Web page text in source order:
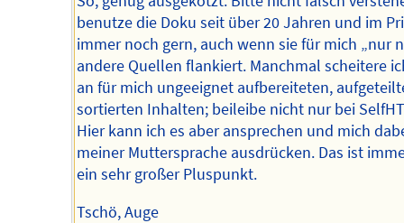
benutze die Doku seit über 20 Jahren und im
immer noch gern, auch wenn sie für mich „nur
andere Quellen flankiert. Manchmal scheitere
an für mich ungeeignet aufbereiteten,
sortierten Inhalten; beileibe nicht nur bei
Hier kann ich es aber ansprechen und mich
meiner Muttersprache ausdrücken. Das ist
ein sehr großer Pluspunkt.
Tschö, Auge